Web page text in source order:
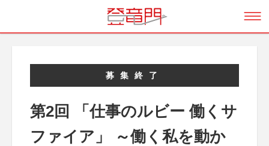
募集終了
第2回 「仕事のルビー 働くサ
ファイア」 ～働く私を動か